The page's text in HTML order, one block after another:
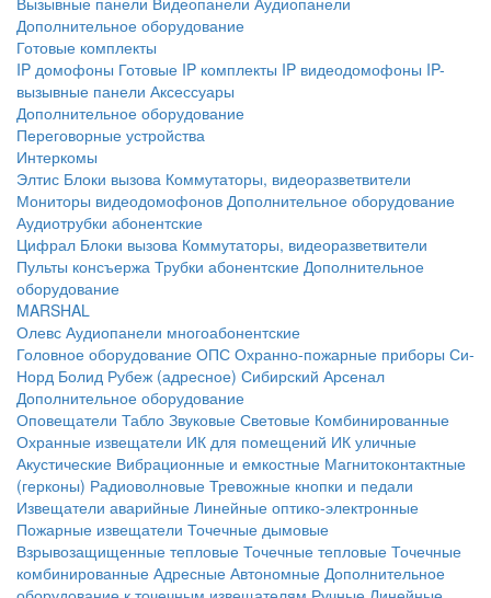
Дополнительное оборудование
Готовые комплекты
IP домофоны Готовые IP комплекты IP видеодомофоны IP-
вызывные панели Аксессуары
Дополнительное оборудование
Переговорные устройства
Интеркомы
Элтис Блоки вызова Коммутаторы, видеоразветвители
Мониторы видеодомофонов Дополнительное оборудование
Аудиотрубки абонентские
Цифрал Блоки вызова Коммутаторы, видеоразветвители
Пульты консъержа Трубки абонентские Дополнительное
оборудование
MARSHAL
Олевс Аудиопанели многоабонентские
Головное оборудование ОПС Охранно-пожарные приборы Си-
Норд Болид Рубеж (адресное) Сибирский Арсенал
Дополнительное оборудование
Оповещатели Табло Звуковые Световые Комбинированные
Охранные извещатели ИК для помещений ИК уличные
Акустические Вибрационные и емкостные Магнитоконтактные
(герконы) Радиоволновые Тревожные кнопки и педали
Извещатели аварийные Линейные оптико-электронные
Пожарные извещатели Точечные дымовые
Взрывозащищенные тепловые Точечные тепловые Точечные
комбинированные Адресные Автономные Дополнительное